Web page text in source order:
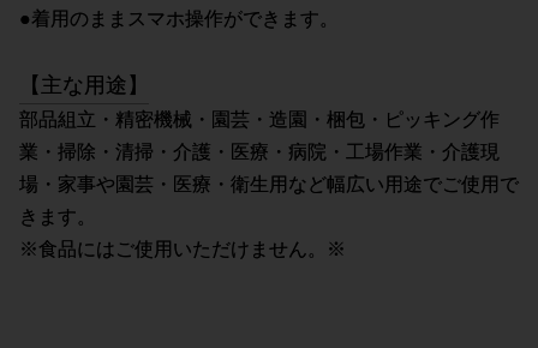
●着用のままスマホ操作ができます。
【主な用途】
部品組立・精密機械・園芸・造園・梱包・ピッキング作
業・掃除・清掃・介護・医療・病院・工場作業・介護現
場・家事や園芸・医療・衛生用など幅広い用途でご使用で
きます。
※食品にはご使用いただけません。※